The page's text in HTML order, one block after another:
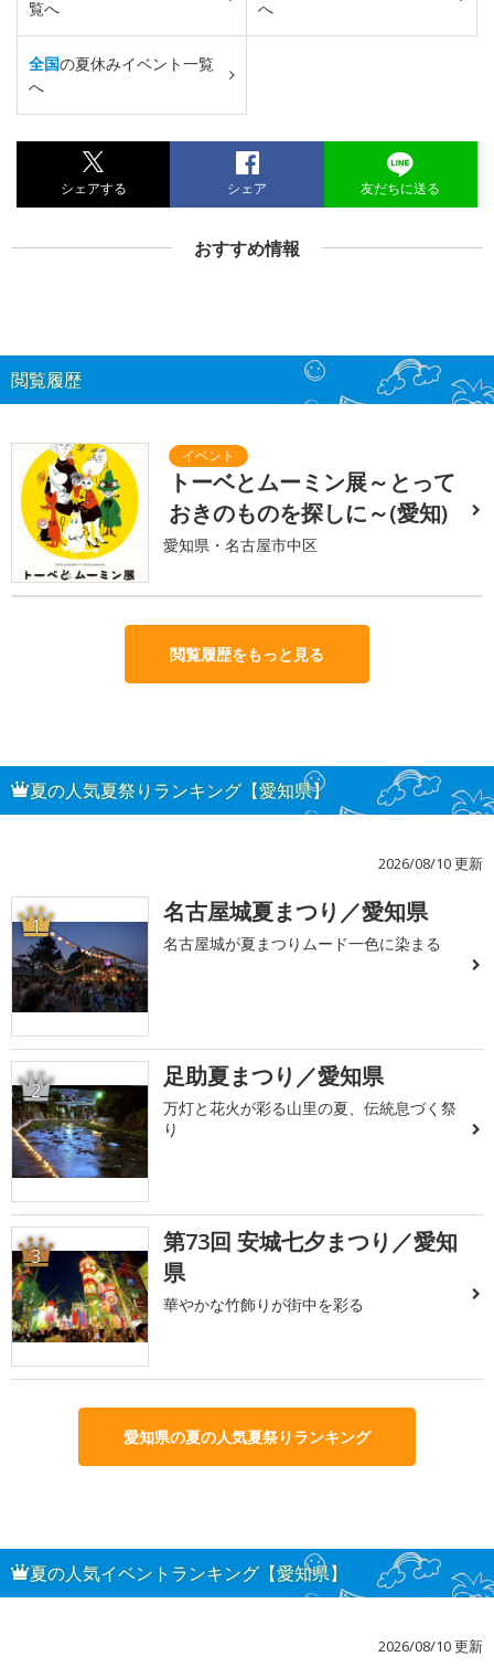
覧へ へ
全国の夏休みイベント一覧
へ
シェアする シェア 友だちに送る
おすすめ情報
閲覧履歴
トーベとムーミン展～とって
おきのものを探しに～(愛知)
愛知県・名古屋市中区
閲覧履歴をもっと見る
夏の人気夏祭りランキング【愛知県】
2026/08/10 更新
1 名古屋城夏まつり／愛知県
名古屋城が夏まつりムード一色に染まる
2 足助夏まつり／愛知県
万灯と花火が彩る山里の夏、伝統息づく祭
り
3
第73回 安城七夕まつり／愛知
県
華やかな竹飾りが街中を彩る
愛知県の夏の人気夏祭りランキング
夏の人気イベントランキング【愛知県】
2026/08/10 更新